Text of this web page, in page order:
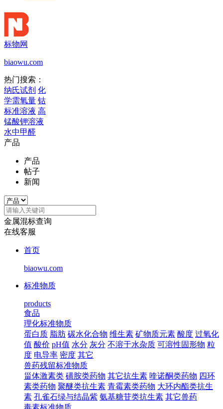
标物网
biaowu.com
热门搜索：
纳氏试剂 化
学需氧量 钴
标准溶液 高
锰酸钾溶液
水中甲醛
产品
产品
帖子
新闻
金属混标查询
在线客服
首页
biaowu.com
标准物质
products
食品
理化标准物质
蛋白质 脂肪 碳水化合物 维生素 矿物质元素 酸度 过氧化
值 酸价 pH值 水分 灰分 不溶于水杂质 可溶性固形物 粒
度 电导率 密度 其它
兽药残留标准物质
甾体激素类 磺胺类药物 其它抗生素 喹诺酮类药物 四环
素类药物 聚醚类抗生素 青霉素类药物 大环内酯类抗生
素 孔雀石绿与结晶紫 氨基糖苷类抗生素 其它兽药
毒素标准物质